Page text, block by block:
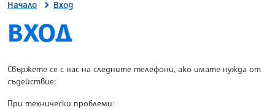
Начало Вход
SITE.BTA
ВХОД
Свържете се с нас на следните телефони, ако имате нужда от
съдействие:
При технически проблеми: